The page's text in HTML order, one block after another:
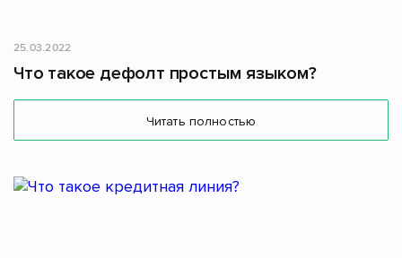
25.03.2022
Что такое дефолт простым языком?
Читать полностью